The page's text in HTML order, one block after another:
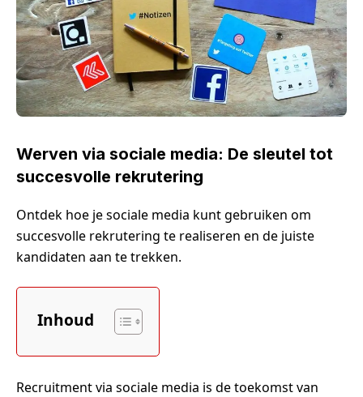
Werven via sociale media: De sleutel tot
succesvolle rekrutering
Ontdek hoe je sociale media kunt gebruiken om
succesvolle rekrutering te realiseren en de juiste
kandidaten aan te trekken.
Inhoud
Recruitment via sociale media is de toekomst van